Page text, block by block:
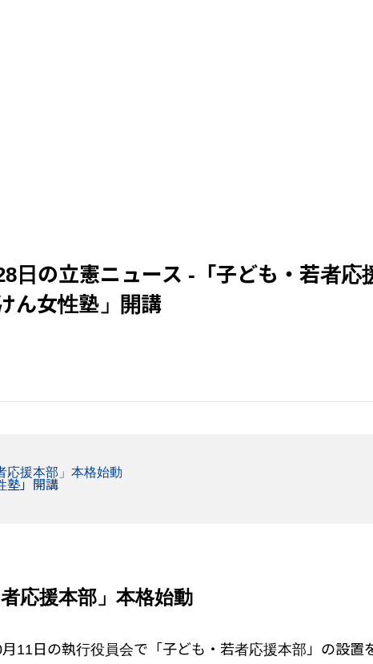
日の立憲ニュース -「子ども・若者応
ん女性塾」開講
応援本部」本格始動
塾」開講
者応援本部」本格始動
11日の執行役員会で「子ども・若者応援本部」の設置